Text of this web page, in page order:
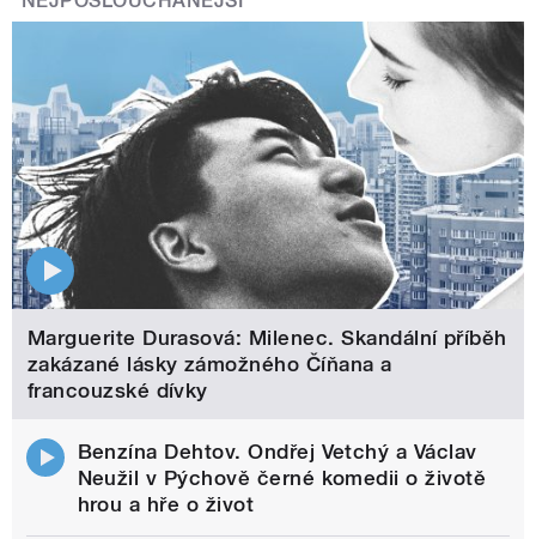
Marguerite Durasová: Milenec. Skandální příběh
zakázané lásky zámožného Číňana a
francouzské dívky
Benzína Dehtov. Ondřej Vetchý a Václav
Neužil v Pýchově černé komedii o životě
hrou a hře o život